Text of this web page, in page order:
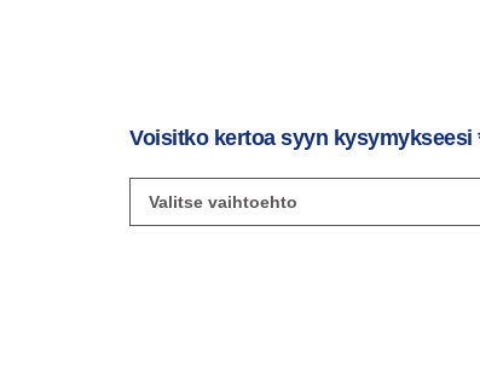
Voisitko kertoa syyn kysymykseesi